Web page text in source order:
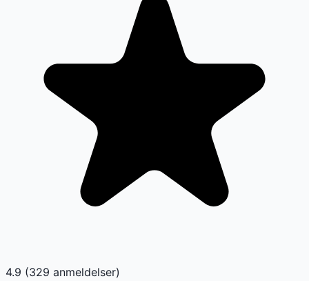
4.9 (329 anmeldelser)